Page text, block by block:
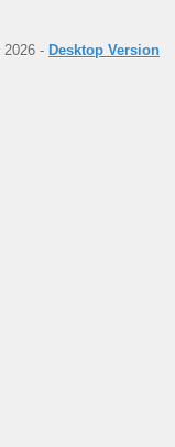
2026 - Desktop Version